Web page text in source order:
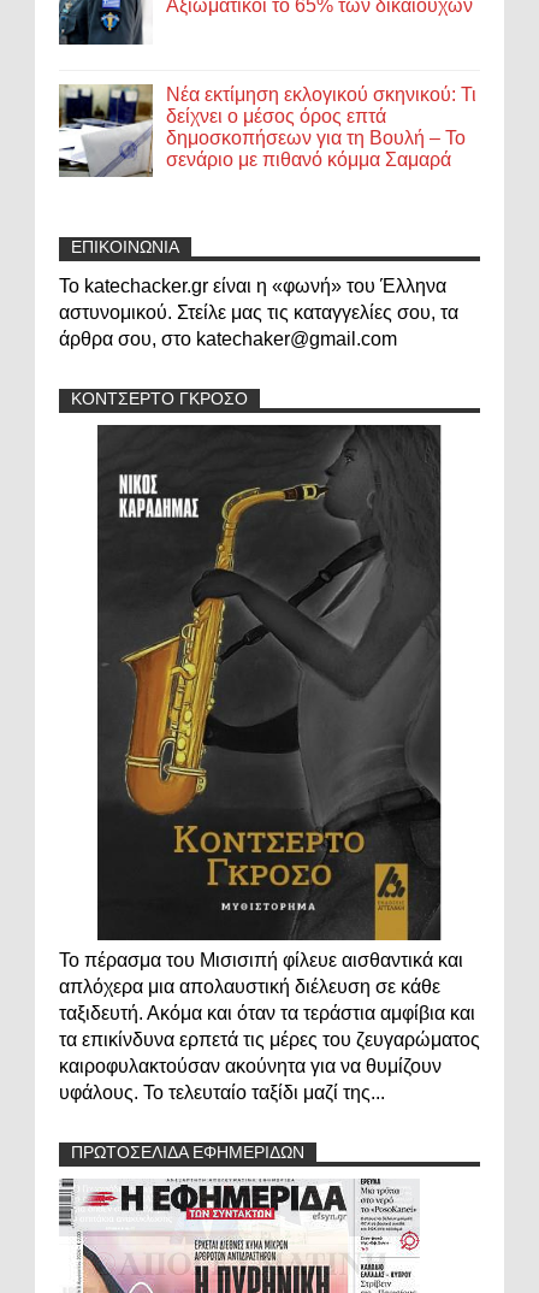
Αξιωματικοί το 65% των δικαιούχων
Νέα εκτίμηση εκλογικού σκηνικού: Τι
δείχνει ο μέσος όρος επτά
δημοσκοπήσεων για τη Βουλή – Το
σενάριο με πιθανό κόμμα Σαμαρά
ΕΠΙΚΟΙΝΩΝΙΑ
Το katechacker.gr είναι η «φωνή» του Έλληνα
αστυνομικού. Στείλε μας τις καταγγελίες σου, τα
άρθρα σου, στο katechaker@gmail.com
ΚΟΝΤΣΕΡΤΟ ΓΚΡΟΣΟ
Το πέρασμα του Μισισιπή φίλευε αισθαντικά και
απλόχερα μια απολαυστική διέλευση σε κάθε
ταξιδευτή. Ακόμα και όταν τα τεράστια αμφίβια και
τα επικίνδυνα ερπετά τις μέρες του ζευγαρώματος
καιροφυλακτούσαν ακούνητα για να θυμίζουν
υφάλους. Το τελευταίο ταξίδι μαζί της...
ΠΡΩΤΟΣΕΛΙΔΑ ΕΦΗΜΕΡΙΔΩΝ